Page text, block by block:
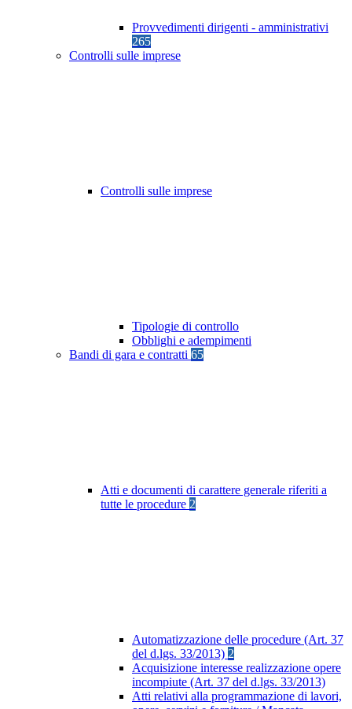
Provvedimenti dirigenti - amministrativi
265
Controlli sulle imprese
Controlli sulle imprese
Tipologie di controllo
Obblighi e adempimenti
Bandi di gara e contratti 65
Atti e documenti di carattere generale riferiti a
tutte le procedure 2
Automatizzazione delle procedure (Art. 37
del d.lgs. 33/2013) 2
Acquisizione interesse realizzazione opere
incompiute (Art. 37 del d.lgs. 33/2013)
Atti relativi alla programmazione di lavori,